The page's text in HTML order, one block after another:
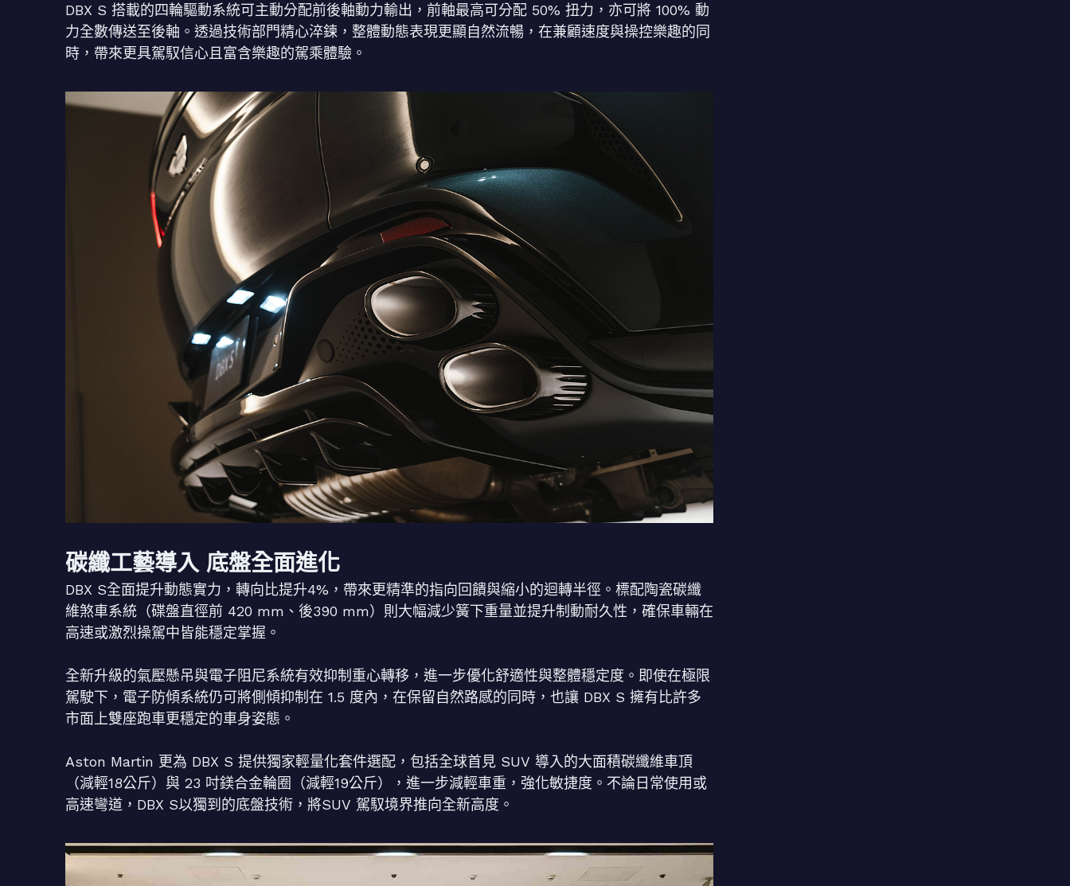
DBX S 搭載的四輪驅動系統可主動分配前後軸動力輸出，前軸最高可分配 50% 扭力，亦可將 100% 動
力全數傳送至後軸。透過技術部門精心淬鍊，整體動態表現更顯自然流暢，在兼顧速度與操控樂趣的同
時，帶來更具駕馭信心且富含樂趣的駕乘體驗。
碳纖工藝導入 底盤全面進化
DBX S全面提升動態實力，轉向比提升4%，帶來更精準的指向回饋與縮小的迴轉半徑。標配陶瓷碳纖
維煞車系統（碟盤直徑前 420 mm、後390 mm）則大幅減少簧下重量並提升制動耐久性，確保車輛在
高速或激烈操駕中皆能穩定掌握。
全新升級的氣壓懸吊與電子阻尼系統有效抑制重心轉移，進一步優化舒適性與整體穩定度。即使在極限
駕駛下，電子防傾系統仍可將側傾抑制在 1.5 度內，在保留自然路感的同時，也讓 DBX S 擁有比許多
市面上雙座跑車更穩定的車身姿態。
Aston Martin 更為 DBX S 提供獨家輕量化套件選配，包括全球首見 SUV 導入的大面積碳纖維車頂
（減輕18公斤）與 23 吋鎂合金輪圈（減輕19公斤），進一步減輕車重，強化敏捷度。不論日常使用或
高速彎道，DBX S以獨到的底盤技術，將SUV 駕馭境界推向全新高度。